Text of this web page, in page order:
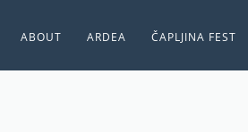
ABOUT ARDEA ČAPLJINA FEST